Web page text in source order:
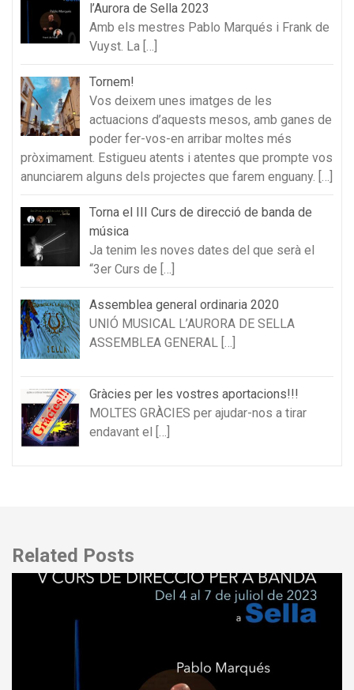
l’Aurora de Sella 2023
Amb els mestres Pablo Marqués i Frank de
Vuyst. La […]
Tornem!
Vos deixem unes imatges de les
actuacions d’aquests mesos, amb ganes de
poder fer-vos-en arribar moltes més
pròximament. Estigueu atents i atentes que prompte vos
anunciarem alguns dels projectes que farem enguany. […]
Torna el III Curs de direcció de banda de
música
Ja tenim les noves dates del que serà el
“3er Curs de […]
Assemblea general ordinaria 2020
UNIÓ MUSICAL L’AURORA DE SELLA
ASSEMBLEA GENERAL […]
Gràcies per les vostres aportacions!!!
MOLTES GRÀCIES per ajudar-nos a tirar
endavant el
[…]
Related Posts